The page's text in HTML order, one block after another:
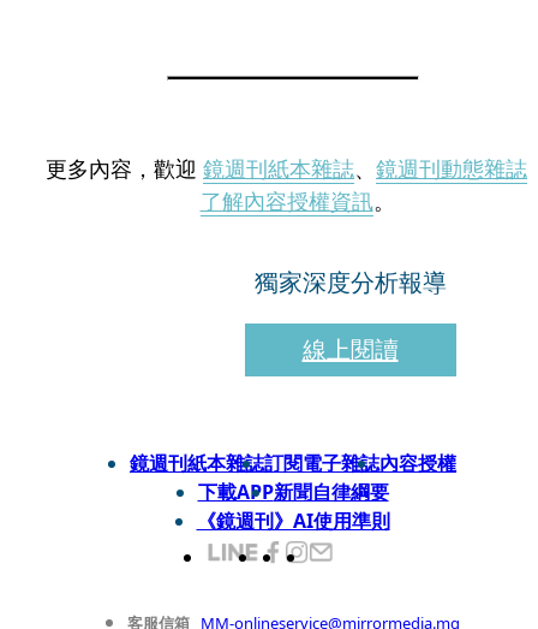
更多內容，歡迎 鏡週刊紙本雜誌、 鏡週刊動態雜誌
了解內容授權資訊。
獨家深度分析報導
線上閱讀
鏡週刊紙本雜誌訂閱電子雜誌內容授權
下載APP新聞自律綱要
《鏡週刊》AI使用準則
客服信箱 MM-onlineservice@mirrormedia.mg